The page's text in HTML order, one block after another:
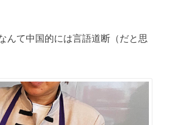
んて中国的には言語道断（だと思